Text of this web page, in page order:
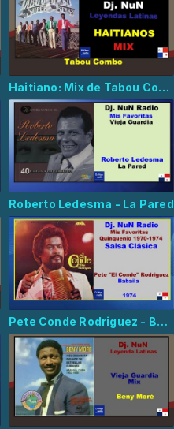
Haitiano: Mix de Tabou Combo
Roberto Ledesma - La Pared
Pete Conde Rodriguez - Babaila